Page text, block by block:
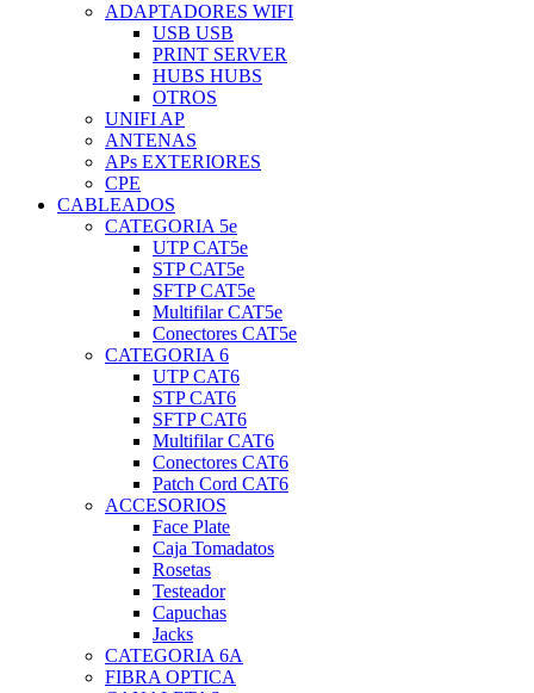
ADAPTADORES WIFI
USB USB
PRINT SERVER
HUBS HUBS
OTROS
UNIFI AP
ANTENAS
APs EXTERIORES
CPE
CABLEADOS
CATEGORIA 5e
UTP CAT5e
STP CAT5e
SFTP CAT5e
Multifilar CAT5e
Conectores CAT5e
CATEGORIA 6
UTP CAT6
STP CAT6
SFTP CAT6
Multifilar CAT6
Conectores CAT6
Patch Cord CAT6
ACCESORIOS
Face Plate
Caja Tomadatos
Rosetas
Testeador
Capuchas
Jacks
CATEGORIA 6A
FIBRA OPTICA